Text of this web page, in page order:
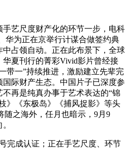
艺尺度财产化的环节一步，电科
华为正在京举行计谋合做签约典
占领自动。正在此布景下，全球
华夏刊行的菁彩Vivid影片曾经接
带一”持续推进，激励建立先辈完
际财产生态。中国片子已深度参
再是纯真办事于艺术表达的“锦
》《东极岛》《捕风捉影》等头
随之海外，任月也暗示，9月9
成认证；正在手艺尺度、环节